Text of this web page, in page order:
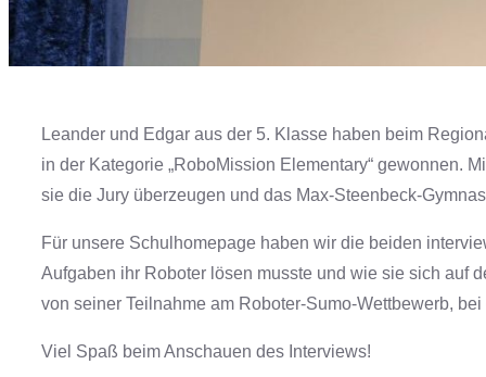
Leander und Edgar aus der 5. Klasse haben beim
in der Kategorie „RoboMission Elementary“ gewonnen.
sie die Jury überzeugen und das Max-Steenbeck-
Für unsere Schulhomepage haben wir die beiden
Aufgaben ihr Roboter lösen musste und wie sie sich auf
von seiner Teilnahme am Roboter-Sumo-Wettbewerb,
Viel Spaß beim Anschauen des Interviews!